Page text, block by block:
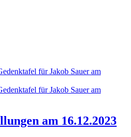
am 16.12.2023